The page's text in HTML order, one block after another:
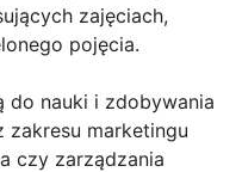
zajęciach,
pojęcia.
do nauki i zdobywania
zakresu marketingu
czy zarządzania